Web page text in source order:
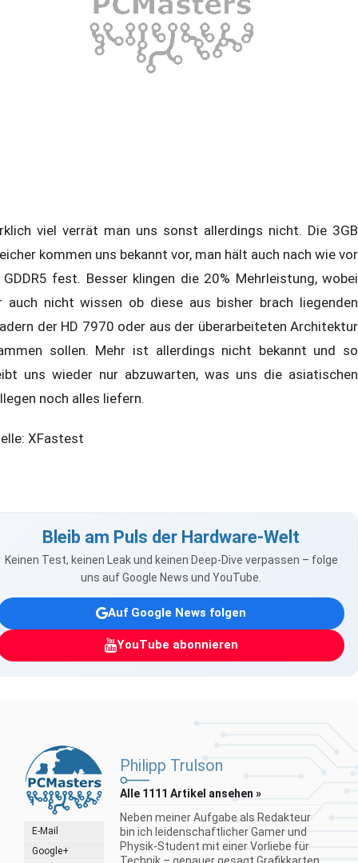
viel verrät man uns sonst allerdings nicht. Die 3GB
kommen uns bekannt vor, man hält auch nach wie vor
GDDR5 fest. Besser klingen die 20% Mehrleistung, wobei
auch nicht wissen ob diese aus bisher brach liegenden
der HD 7970 oder aus der überarbeiteten Architektur
sollen. Mehr ist allerdings nicht bekannt und so
uns wieder nur abzuwarten, was uns die asiatischen
noch alles liefern.
XFastest
Bleib am Puls der Hardware-Welt
Keinen Test, keinen Leak und keinen Deep-Dive verpassen – folge
uns auf Google News und YouTube.
Auf Google News folgen
YouTube abonnieren
E-Mail
Google+
Philipp Trulson
Alle 1111 Artikel ansehen »
Neben meiner Aufgabe als Redakteur
bin ich leidenschaftlicher Gamer und
Physik-Student mit einer Vorliebe für
Technik – genauer gesagt Grafikkarten